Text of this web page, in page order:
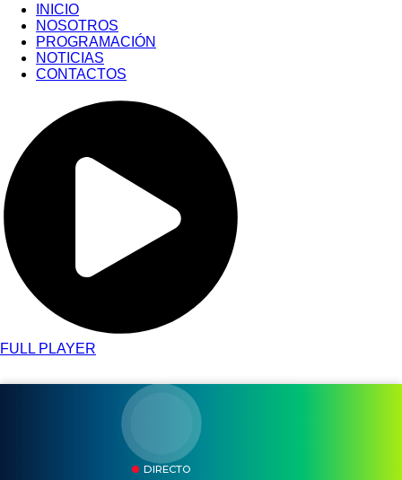
INICIO
NOSOTROS
PROGRAMACIÓN
NOTICIAS
CONTACTOS
FULL PLAYER
DIRECTO